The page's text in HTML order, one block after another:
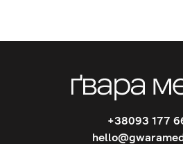
+38093 177